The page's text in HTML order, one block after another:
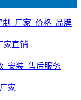
_厂家_价格_品牌
家直销
_安装_售后服务
家